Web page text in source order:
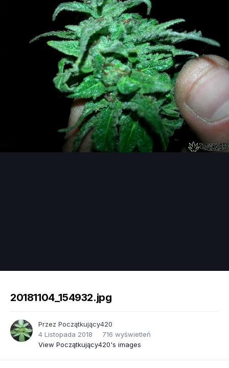
20181104_154932.jpg
Przez Początkujący420
4 Listopada 2018
716 wyświetleń
View Początkujący420's images